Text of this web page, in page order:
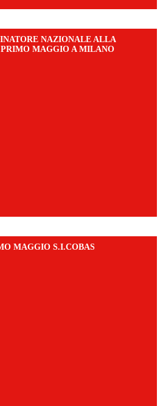
NAZIONALE ALLA
MAGGIO A MILANO
MAGGIO S.I.COBAS